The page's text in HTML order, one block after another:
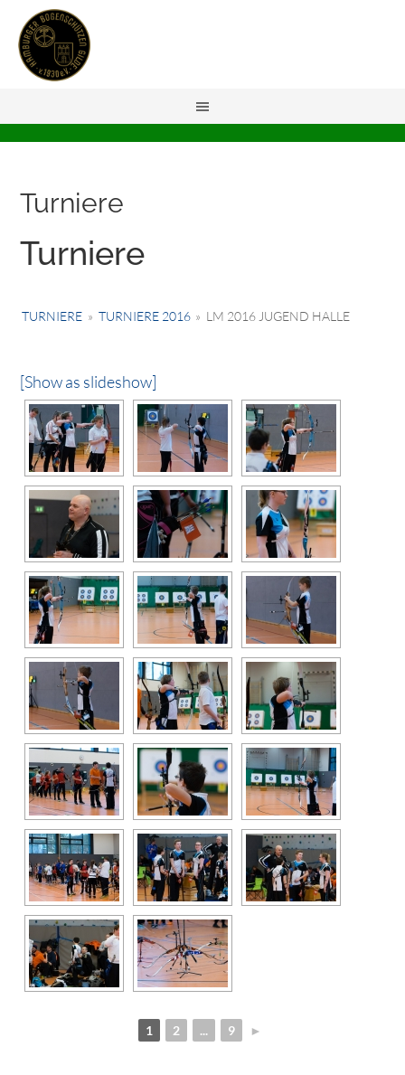
Turniere
Turniere
TURNIERE » TURNIERE 2016 » LM 2016 JUGEND HALLE
[Show as slideshow]
1 2 ... 9 ►